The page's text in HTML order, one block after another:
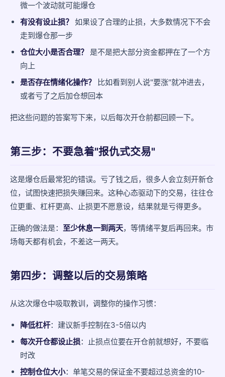
微一个波动就可能爆仓
有没有设止损？ 如果设了合理的止损，大多数情况下不会
走到爆仓那一步
仓位大小是否合理？
是不是把大部分资金都押在了一个方
向上
是否存在情绪化操作？
比如看到别人说"要涨"就冲进去，
或者亏了之后加仓想回本
把这些问题的答案写下来，以后每次开仓前都回顾一下。
第三步：不要急着"报仇式交易"
这是爆仓后最常犯的错误。亏了钱之后，很多人会立刻开新仓
位，试图快速把损失赚回来。这种心态驱动下的交易，往往仓
位更重、杠杆更高、止损更不愿意设，结果就是亏得更多。
正确的做法是： 至少休息一到两天，等情绪平复后再回来。市
场每天都有机会，不差这一两天。
第四步：调整以后的交易策略
从这次爆仓中吸取教训，调整你的操作习惯：
降低杠杆：建议新手控制在3-5倍以内
每次开仓都设止损：止损点位要在开仓前就想好，不要临
时改
控制仓位大小：单笔交易的保证金不要超过总资金的10-